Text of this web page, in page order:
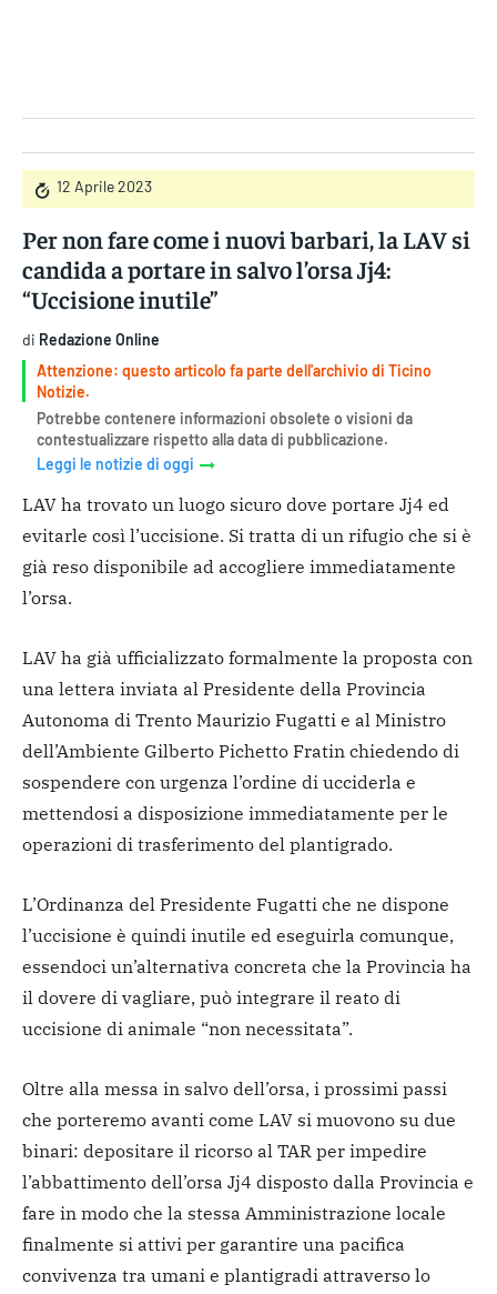
12 Aprile 2023
Per non fare come i nuovi barbari, la LAV si
candida a portare in salvo l’orsa Jj4:
“Uccisione inutile”
di Redazione Online
Attenzione: questo articolo fa parte dell'archivio di Ticino
Notizie.
Potrebbe contenere informazioni obsolete o visioni da
contestualizzare rispetto alla data di pubblicazione.
Leggi le notizie di oggi
LAV ha trovato un luogo sicuro dove portare Jj4 ed
evitarle così l’uccisione. Si tratta di un rifugio che si è
già reso disponibile ad accogliere immediatamente
l’orsa.
LAV ha già ufficializzato formalmente la proposta con
una lettera inviata al Presidente della Provincia
Autonoma di Trento Maurizio Fugatti e al Ministro
dell’Ambiente Gilberto Pichetto Fratin chiedendo di
sospendere con urgenza l’ordine di ucciderla e
mettendosi a disposizione immediatamente per le
operazioni di trasferimento del plantigrado.
L’Ordinanza del Presidente Fugatti che ne dispone
l’uccisione è quindi inutile ed eseguirla comunque,
essendoci un’alternativa concreta che la Provincia ha
il dovere di vagliare, può integrare il reato di
uccisione di animale “non necessitata”.
Oltre alla messa in salvo dell’orsa, i prossimi passi
che porteremo avanti come LAV si muovono su due
binari: depositare il ricorso al TAR per impedire
l’abbattimento dell’orsa Jj4 disposto dalla Provincia e
fare in modo che la stessa Amministrazione locale
finalmente si attivi per garantire una pacifica
convivenza tra umani e plantigradi attraverso lo